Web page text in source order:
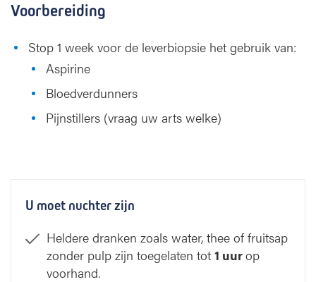
Voorbereiding
Stop 1 week voor de leverbiopsie het gebruik van:
Aspirine
Bloedverdunners
Pijnstillers (vraag uw arts welke)
U moet nuchter zijn
Heldere dranken zoals water, thee of fruitsap
zonder pulp zijn toegelaten tot 1 uurop
voorhand.